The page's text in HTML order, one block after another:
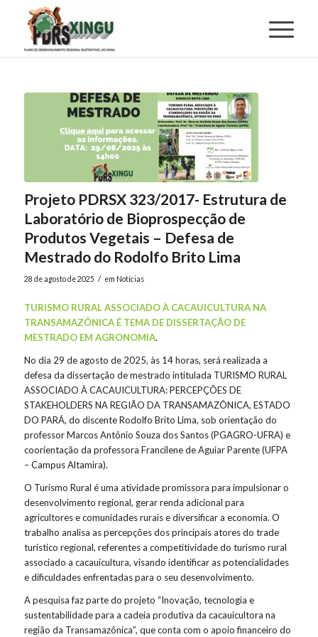
Projeto PDRSX 323/2017- Estrutura de
Laboratório de Bioprospecção de
Produtos Vegetais – Defesa de
Mestrado do Rodolfo Brito Lima
28 de agosto de 2025 / em Notícias
TURISMO RURAL ASSOCIADO À CACAUICULTURA NA
TRANSAMAZÔNICA É TEMA DE DISSERTAÇÃO DE
MESTRADO EM AGRONOMIA.
No dia 29 de agosto de 2025, às 14 horas, será realizada a
defesa da dissertação de mestrado intitulada TURISMO RURAL
ASSOCIADO À CACAUICULTURA: PERCEPÇÕES DE
STAKEHOLDERS NA REGIÃO DA TRANSAMAZÔNICA, ESTADO
DO PARÁ, do discente Rodolfo Brito Lima, sob orientação do
professor Marcos Antônio Souza dos Santos (PGAGRO-UFRA) e
coorientação da professora Francilene de Aguiar Parente (UFPA
– Campus Altamira).
O Turismo Rural é uma atividade promissora para impulsionar o
desenvolvimento regional, gerar renda adicional para
agricultores e comunidades rurais e diversificar a economia. O
trabalho analisa as percepções dos principais atores do trade
turístico regional, referentes a competitividade do turismo rural
associado a cacauicultura, visando identificar as potencialidades
e dificuldades enfrentadas para o seu desenvolvimento.
A pesquisa faz parte do projeto “Inovação, tecnologia e
sustentabilidade para a cadeia produtiva da cacauicultora na
região da Transamazônica”, que conta com o apoio financeiro do